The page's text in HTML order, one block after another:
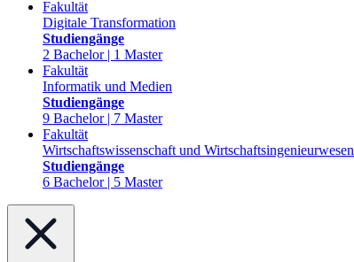
Fakultät
Digitale Transformation
Studiengänge
2 Bachelor | 1 Master
Fakultät
Informatik und Medien
Studiengänge
9 Bachelor | 7 Master
Fakultät
Wirtschaftswissenschaft und Wirtschaftsingenieurwesen
Studiengänge
6 Bachelor | 5 Master